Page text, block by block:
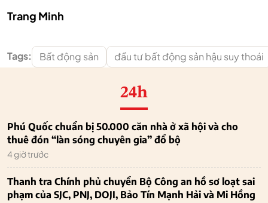
Trang Minh
Tags: Bất động sản đầu tư bất động sản hậu suy thoái
24h
Phú Quốc chuẩn bị 50.000 căn nhà ở xã hội và cho
thuê đón “làn sóng chuyên gia” đổ bộ
4 giờ trước
Thanh tra Chính phủ chuyển Bộ Công an hồ sơ loạt sai
phạm của SJC, PNJ, DOJI, Bảo Tín Mạnh Hải và Mi Hồng